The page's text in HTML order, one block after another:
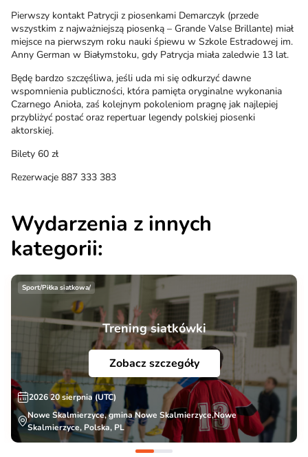
Pierwszy kontakt Patrycji z piosenkami Demarczyk (przede
wszystkim z najważniejszą piosenką – Grande Valse Brillante) miał
miejsce na pierwszym roku nauki śpiewu w Szkole Estradowej im.
Anny German w Białymstoku, gdy Patrycja miała zaledwie 13 lat.
Będę bardzo szczęśliwa, jeśli uda mi się odkurzyć dawne
wspomnienia publiczności, która pamięta oryginalne wykonania
Czarnego Anioła, zaś kolejnym pokoleniom pragnę jak najlepiej
przybliżyć postać oraz repertuar legendy polskiej piosenki
aktorskiej.
Bilety 60 zł
Rezerwacje 887 333 383
Wydarzenia z innych
kategorii:
Sport/Piłka siatkowa/
Trening siatkówki
Zobacz szczegóły
2026 20 sierpnia (UTC)
Nowe Skalmierzyce, gmina Nowe Skalmierzyce,Nowe
Skalmierzyce, Polska, PL